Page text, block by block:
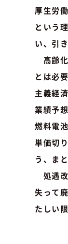
厚生労
という
い、引
高齢
とは必
主義経
業績予
燃料電
単価切
う、ま
処遇
失って
たしい